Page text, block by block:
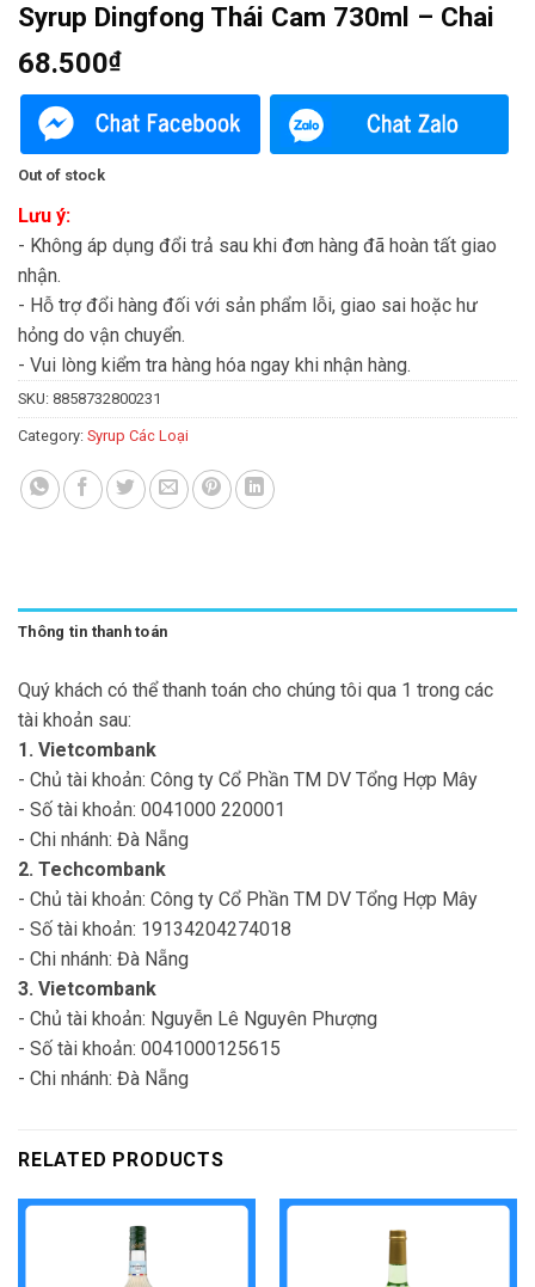
Syrup Dingfong Thái Cam 730ml – Chai
68.500₫
Out of stock
Lưu ý:
- Không áp dụng đổi trả sau khi đơn hàng đã hoàn tất giao
nhận.
- Hỗ trợ đổi hàng đối với sản phẩm lỗi, giao sai hoặc hư
hỏng do vận chuyển.
- Vui lòng kiểm tra hàng hóa ngay khi nhận hàng.
SKU: 8858732800231
Category: Syrup Các Loại
Thông tin thanh toán
Quý khách có thể thanh toán cho chúng tôi qua 1 trong các
tài khoản sau:
1. Vietcombank
- Chủ tài khoản: Công ty Cổ Phần TM DV Tổng Hợp Mây
- Số tài khoản: 0041000 220001
- Chi nhánh: Đà Nẵng
2. Techcombank
- Chủ tài khoản: Công ty Cổ Phần TM DV Tổng Hợp Mây
- Số tài khoản: 19134204274018
- Chi nhánh: Đà Nẵng
3. Vietcombank
- Chủ tài khoản: Nguyễn Lê Nguyên Phượng
- Số tài khoản: 0041000125615
- Chi nhánh: Đà Nẵng
RELATED PRODUCTS